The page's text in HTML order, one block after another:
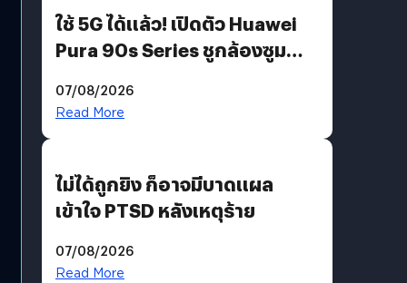
ใช้ 5G ได้แล้ว! เปิดตัว Huawei
Pura 90s Series ชูกล้องซูม
07/08/2026
Read More
ไม่ได้ถูกยิง ก็อาจมีบาดแผล
เข้าใจ PTSD หลังเหตุร้าย
07/08/2026
Read More